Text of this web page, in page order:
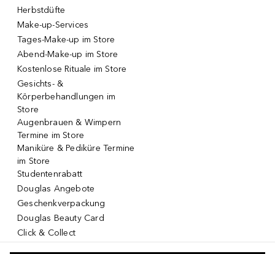
Herbstdüfte
Make-up-Services
Tages-Make-up im Store
Abend-Make-up im Store
Kostenlose Rituale im Store
Gesichts- &
Körperbehandlungen im
Store
Augenbrauen & Wimpern
Termine im Store
Maniküre & Pediküre Termine
im Store
Studentenrabatt
Douglas Angebote
Geschenkverpackung
Douglas Beauty Card
Click & Collect